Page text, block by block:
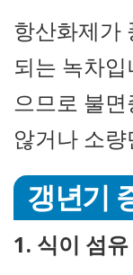
항산화제가
되는 녹차
으므로 불
않거나 소
갱년기
1. 식이 섬